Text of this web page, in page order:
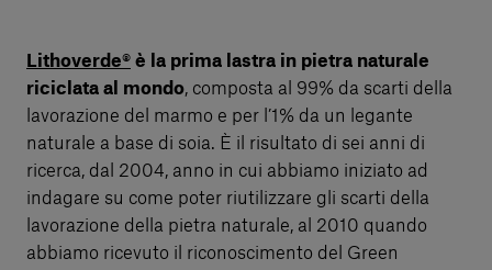
Lithoverde® è la prima lastra in pietra naturale
riciclata al mondo, composta al 99% da scarti della
lavorazione del marmo e per l’1% da un legante
naturale a base di soia. È il risultato di sei anni di
ricerca, dal 2004, anno in cui abbiamo iniziato ad
indagare su come poter riutilizzare gli scarti della
lavorazione della pietra naturale, al 2010 quando
abbiamo ricevuto il riconoscimento del Green